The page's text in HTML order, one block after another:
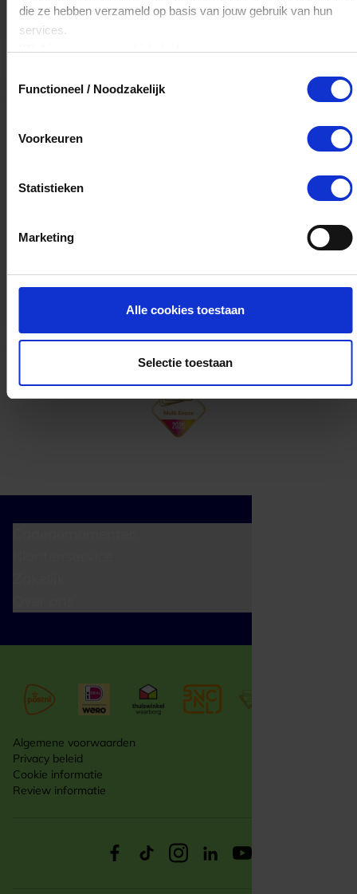
die ze hebben verzameld op basis van jouw gebruik van hun
services.
Klikhiervoor ons cookiebeleid.
Functioneel / Noodzakelijk
Voorkeuren
Statistieken
Marketing
Alle cookies toestaan
Selectie toestaan
Kan ik het saldo in delen besteden?
Het volledige saldo op de VVV cadeaukaart
cadeaukaart in delen uitgeven.
Algemene voorwaarden
Privacy beleid
Cookie informatie
Review informatie